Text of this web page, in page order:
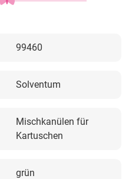
99460
Solventum
Mischkanülen für
Kartuschen
grün